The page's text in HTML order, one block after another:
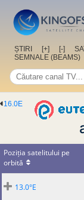
ȘTIRI [+] [-]
SEMNALE (BEAMS)
16.0E
Poziția satelitului pe
orbită
13.0°E